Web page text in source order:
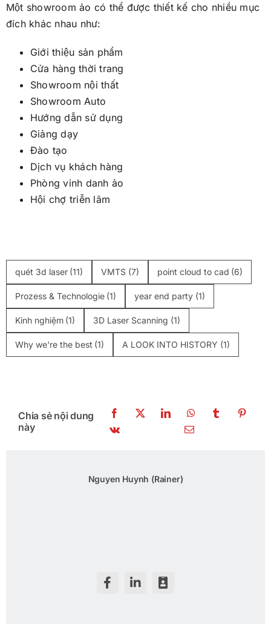
Một showroom ảo có thể được thiết kế cho nhiều mục
đích khác nhau như:
Giới thiệu sản phẩm
Cửa hàng thời trang
Showroom nội thất
Showroom Auto
Hướng dẫn sử dụng
Giảng dạy
Đào tạo
Dịch vụ khách hàng
Phòng vinh danh ảo
Hội chợ triễn lãm
quét 3d laser (11) VMTS (7) point cloud to cad (6)
Prozess & Technologie (1) year end party (1)
Kinh nghiệm (1) 3D Laser Scanning (1)
Why we're the best (1) A LOOK INTO HISTORY (1)
Chia sẻ nội dung
này
Nguyen Huynh (Rainer)